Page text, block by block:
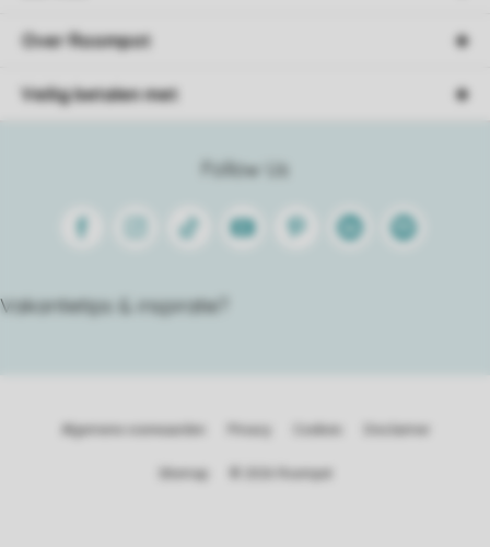
Follow Us
FacebookInstagram
Tiktok Youtube PinterestLinkedinSpotify
Vakantietips & inspiratie?
Over Roompot
Veilig betalen met